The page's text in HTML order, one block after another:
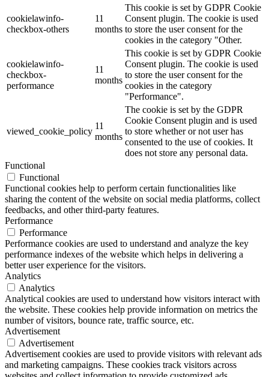
cookielawinfo-
checkbox-others
11
months
This cookie is set by GDPR Cookie
Consent plugin. The cookie is used
to store the user consent for the
cookies in the category "Other.
cookielawinfo-
checkbox-
performance
11
months
This cookie is set by GDPR Cookie
Consent plugin. The cookie is used
to store the user consent for the
cookies in the category
"Performance".
viewed_cookie_policy
11
months
The cookie is set by the GDPR
Cookie Consent plugin and is used
to store whether or not user has
consented to the use of cookies. It
does not store any personal data.
Functional
Functional
Functional cookies help to perform certain functionalities like
sharing the content of the website on social media platforms, collect
feedbacks, and other third-party features.
Performance
Performance
Performance cookies are used to understand and analyze the key
performance indexes of the website which helps in delivering a
better user experience for the visitors.
Analytics
Analytics
Analytical cookies are used to understand how visitors interact with
the website. These cookies help provide information on metrics the
number of visitors, bounce rate, traffic source, etc.
Advertisement
Advertisement
Advertisement cookies are used to provide visitors with relevant ads
and marketing campaigns. These cookies track visitors across